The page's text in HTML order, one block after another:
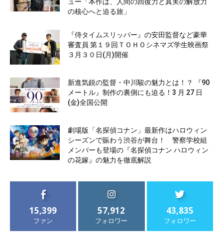
ュー「本作は、人間の回復力と真実の解放力
の核心へと迫る旅」
『侍タイムスリッパー』の安田監督など豪華
審査員 第１９回ＴＯＨＯシネマズ学生映画祭
３月３０日(月)開催
新進気鋭の監督・中川駿の魅力とは！？ 『90
メートル』制作の裏側にも迫る！3 月 27 日
(金)全国公開
劇場版「名探偵コナン」最新作はハロウィン
シーズンで賑わう渋谷が舞台！ 警察学校組
メンバーも登場の『名探偵コナン ハロウィン
の花嫁』の魅力を徹底解説
15,399
ファン
57,912
フォロワー
43,835
フォロワー